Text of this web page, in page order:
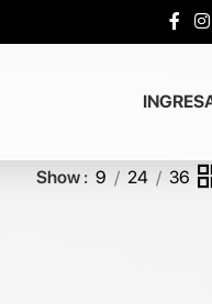
Show 9 24 36